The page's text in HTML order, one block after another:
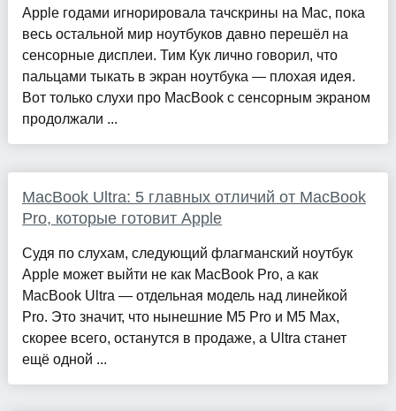
Apple годами игнорировала тачскрины на Mac, пока
весь остальной мир ноутбуков давно перешёл на
сенсорные дисплеи. Тим Кук лично говорил, что
пальцами тыкать в экран ноутбука — плохая идея.
Вот только слухи про MacBook с сенсорным экраном
продолжали ...
MacBook Ultra: 5 главных отличий от MacBook
Pro, которые готовит Apple
Судя по слухам, следующий флагманский ноутбук
Apple может выйти не как MacBook Pro, а как
MacBook Ultra — отдельная модель над линейкой
Pro. Это значит, что нынешние M5 Pro и M5 Max,
скорее всего, останутся в продаже, а Ultra станет
ещё одной ...